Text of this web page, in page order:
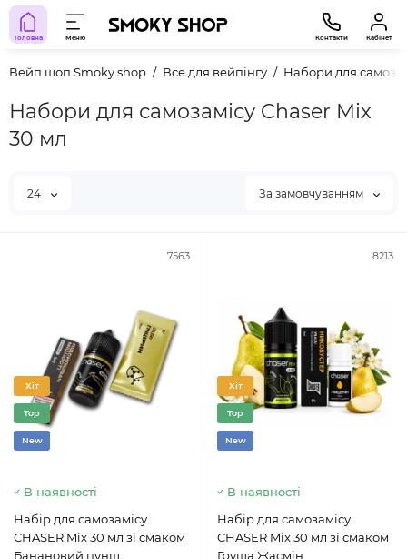
Головна Меню Контакти Кабінет
Вейп шоп Smoky shop Все для вейпінгу Набори для
Набори для самозамісу Chaser Mix
30 мл
24 За замовчуванням
7563
Хіт
Top
New
В наявності
Набір для самозамісу
CHASER Mix 30 мл зі смаком
Банановий пунш
8213
Хіт
Top
New
В наявності
Набір для самозамісу
CHASER Mix 30 мл зі смаком
Груша Жасмін